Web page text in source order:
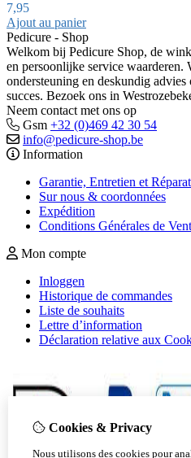
7,95
Ajout au panier
Pedicure - Shop
Welkom bij Pedicure Shop, de
en persoonlijke service
ondersteuning en deskundig
succes. Bezoek ons in
Neem contact met ons op
Gsm +32 (0)469 42 30 54
info@pedicure-shop.be
Information
Garantie, Entretien et
Sur nous & coordonnées
Expédition
​​​​​​​Conditions Générales de
Mon compte
Inloggen
Historique de commandes
Liste de souhaits
Lettre d’information
Déclaration relative aux
Cookies & Privacy
Nous utilisons des cookies pour